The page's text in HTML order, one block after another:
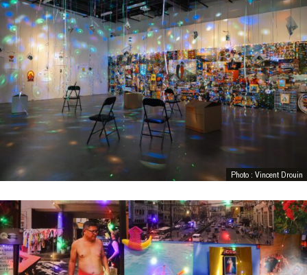
Photo : Vincent Drouin